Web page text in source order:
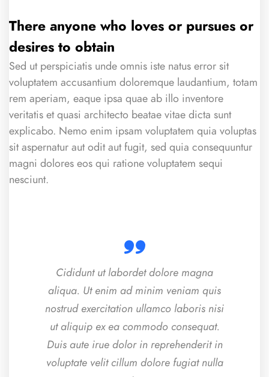
There anyone who loves or pursues or
desires to obtain
Sed ut perspiciatis unde omnis iste natus error sit
voluptatem accusantium doloremque laudantium, totam
rem aperiam, eaque ipsa quae ab illo inventore
veritatis et quasi architecto beatae vitae dicta sunt
explicabo. Nemo enim ipsam voluptatem quia voluptas
sit aspernatur aut odit aut fugit, sed quia consequuntur
magni dolores eos qui ratione voluptatem sequi
nesciunt.
Cididunt ut labordet dolore magna
aliqua. Ut enim ad minim veniam quis
nostrud exercitation ullamco laboris nisi
ut aliquip ex ea commodo consequat.
Duis aute irue dolor in reprehenderit in
voluptate velit cillum dolore fugiat nulla